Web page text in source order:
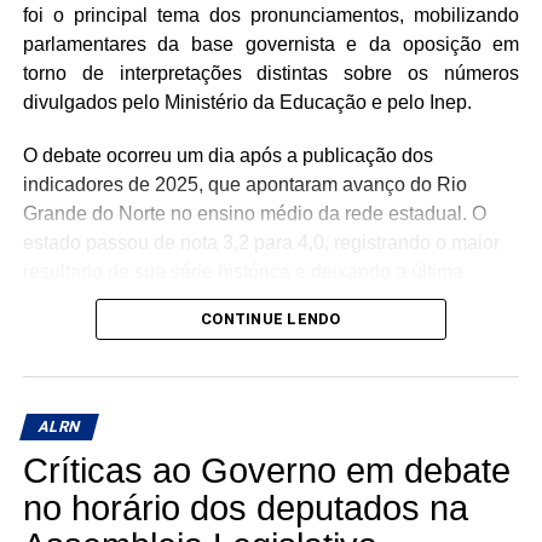
foi o principal tema dos pronunciamentos, mobilizando
parlamentares da base governista e da oposição em
torno de interpretações distintas sobre os números
divulgados pelo Ministério da Educação e pelo Inep.
O debate ocorreu um dia após a publicação dos
indicadores de 2025, que apontaram avanço do Rio
Grande do Norte no ensino médio da rede estadual. O
estado passou de nota 3,2 para 4,0, registrando o maior
colocação nacional ao subir seis posições no ranking
entre as unidades da federação.
Durante o horário das lideranças, parlamentares da
oposição utilizaram os dados para cobrar melhorias na
qualidade da educação pública e questionar os
resultados da gestão estadual. Já representantes da base
do governo defenderam que os números evidenciam uma
recuperação da rede estadual, destacando investimentos
CONTINUE LENDO
ALRN
Críticas ao Governo em debate
no horário dos deputados na